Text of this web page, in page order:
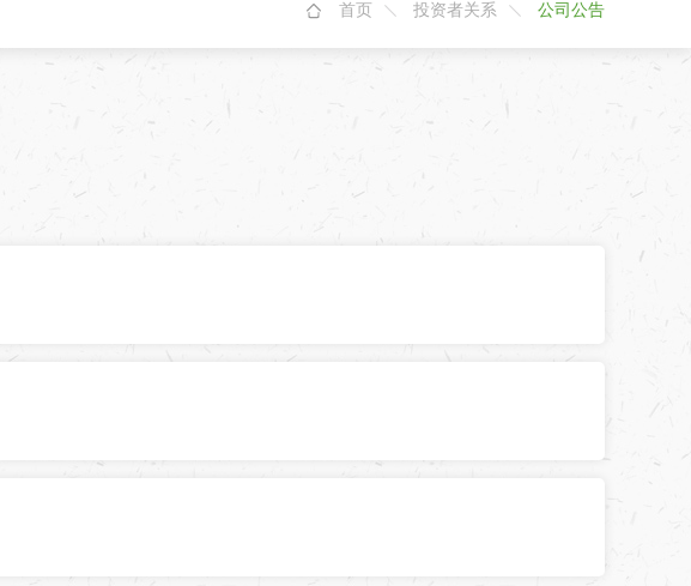
首页 投资者关系 公司公告